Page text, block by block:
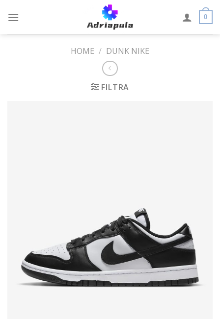
0
HOME / DUNK NIKE
FILTRA